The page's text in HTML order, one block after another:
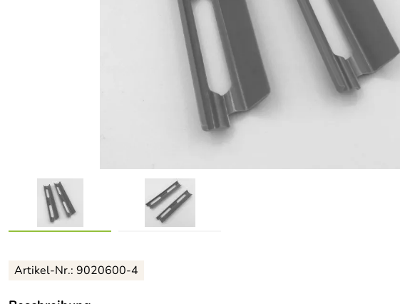
Artikel-Nr.: 9020600-4